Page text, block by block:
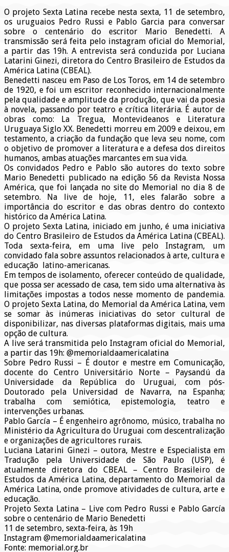
O projeto Sexta Latina recebe nesta sexta, 11 de setembro,
os uruguaios Pedro Russi e Pablo Garcia para conversar
sobre o centenário do escritor Mario Benedetti. A
transmissão será feita pelo instagram oficial do Memorial,
a partir das 19h. A entrevista será conduzida por Luciana
Latarini Ginezi, diretora do Centro Brasileiro de Estudos da
América Latina (CBEAL).
Benedetti nasceu em Paso de Los Toros, em 14 de setembro
de 1920, e foi um escritor reconhecido internacionalmente
pela qualidade e amplitude da produção, que vai da poesia
à novela, passando por teatro e crítica literária. É autor de
obras como: La Tregua, Montevideanos e Literatura
Uruguaya Siglo XX. Benedetti morreu em 2009 e deixou, em
testamento, a criação da fundação que leva seu nome, com
o objetivo de promover a literatura e a defesa dos direitos
humanos, ambas atuações marcantes em sua vida.
Os convidados Pedro e Pablo são autores do texto sobre
Mario Benedetti publicado na edição 56 da Revista Nossa
América, que foi lançada no site do Memorial no dia 8 de
setembro. Na live de hoje, 11, eles falarão sobre a
importância do escritor e das obras dentro do contexto
histórico da América Latina.
O projeto Sexta Latina, iniciado em junho, é uma iniciativa
do Centro Brasileiro de Estudos da América Latina (CBEAL).
Toda sexta-feira, em uma live pelo Instagram, um
convidado fala sobre assuntos relacionados à arte, cultura e
educação latino-americanas.
Em tempos de isolamento, oferecer conteúdo de qualidade,
que possa ser acessado de casa, tem sido uma alternativa às
limitações impostas a todos nesse momento de pandemia.
O projeto Sexta Latina, do Memorial da América Latina, vem
se somar às inúmeras iniciativas do setor cultural de
disponibilizar, nas diversas plataformas digitais, mais uma
opção de cultura.
A live será transmitida pelo Instagram oficial do Memorial,
a partir das 19h: @memorialdaamericalatina
Sobre Pedro Russi – É doutor e mestre em Comunicação,
docente do Centro Universitário Norte – Paysandú da
Universidade da República do Uruguai, com pós-
Doutorado pela Universidad de Navarra, na Espanha;
trabalha com semiótica, epistemologia, teatro e
intervenções urbanas.
Pablo García – É engenheiro agrônomo, músico, trabalha no
Ministério da Agricultura do Uruguai com descentralização
e organizações de agricultores rurais.
Luciana Latarini Ginezi – outora, Mestre e Especialista em
Tradução pela Universidade de São Paulo (USP), é
atualmente diretora do CBEAL – Centro Brasileiro de
Estudos da América Latina, departamento do Memorial da
América Latina, onde promove atividades de cultura, arte e
educação.
Projeto Sexta Latina – Live com Pedro Russi e Pablo García
sobre o centenário de Mario Benedetti
11 de setembro, sexta-feira, às 19h
Instagram @memorialdaamericalatina
Fonte: memorial.org.br